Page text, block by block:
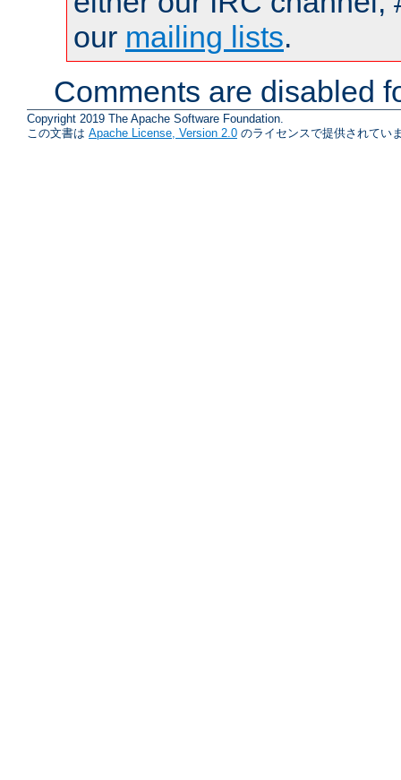
our mailing lists.
Comments are disabled
Copyright 2019 The Apache Software Foundation.
この文書は Apache License, Version 2.0 のライセンスで提供されてい